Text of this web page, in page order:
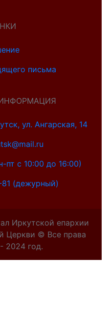
письма
ул. Ангарская, 14
с 10:00 до 16:00)
(дежурный)
Иркутской епархии
Церкви © Все права
2024 год.